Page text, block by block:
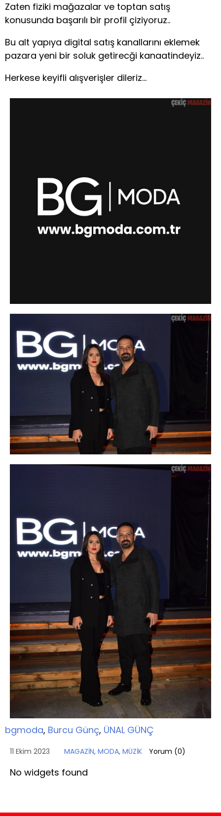
Zaten fiziki mağazalar ve toptan satış
konusunda başarılı bir profil çiziyoruz..
Bu alt yapıya digital satış kanallarını eklemek
pazara yeni bir soluk getirecği kanaatindeyiz..
Herkese keyifli alışverişler dileriz…
bgmoda, Burcu Günç, ÜNAL GÜNÇ
11 Ekim 2023 MAGAZİN, MODA, MÜZİK Yorum (0)
No widgets found